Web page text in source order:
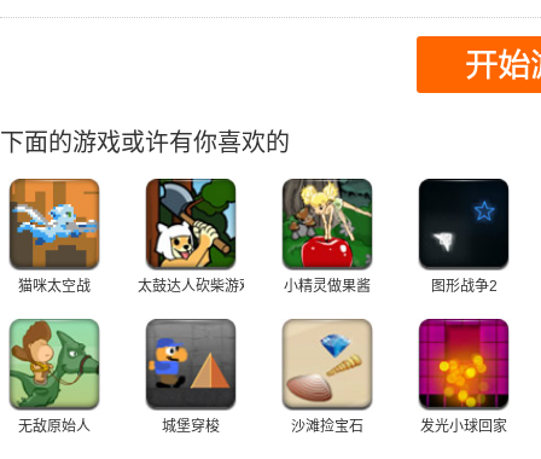
下面的游戏或许有你喜欢的
猫咪太空战 太鼓达人砍柴游戏 小精灵做果酱 图形战争2
无敌原始人 城堡穿梭 沙滩捡宝石 发光小球回家